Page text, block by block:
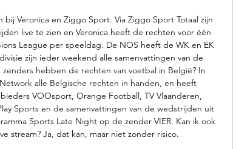
bij Veronica en Ziggo Sport. Via Ziggo Sport Totaal zijn
live te zien en Veronica heeft de rechten voor één
League per speeldag. De NOS heeft de WK en EK
zijn ieder weekend alle samenvattingen van de
hebben de rechten van voetbal in België? In
alle Belgische rechten in handen, en heeft
VOOsport, Orange Football, TV Vlaanderen,
Sports en de samenvattingen van de wedstrijden uit
Sports Late Night op de zender VIER. Kan ik ook
stream? Ja, dat kan, maar niet zonder risico.